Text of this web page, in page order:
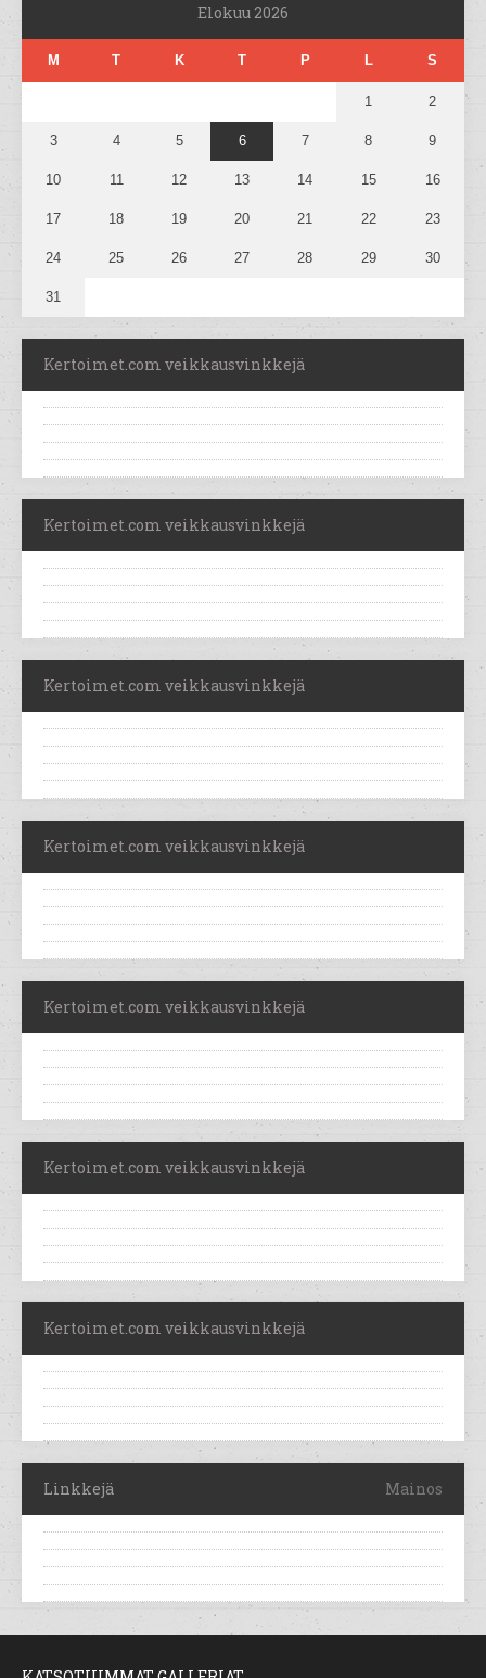
Elokuu 2026
M T K T P L S
1 2
3 4 5 6 7 8 9
10 11 12 13 14 15 16
17 18 19 20 21 22 23
24 25 26 27 28 29 30
31
Kertoimet.com veikkausvinkkejä
Kertoimet.com veikkausvinkkejä
Kertoimet.com veikkausvinkkejä
Kertoimet.com veikkausvinkkejä
Kertoimet.com veikkausvinkkejä
Kertoimet.com veikkausvinkkejä
Kertoimet.com veikkausvinkkejä
Linkkejä Mainos